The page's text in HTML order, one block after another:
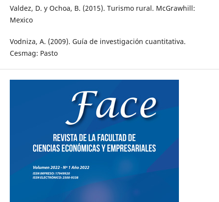
Valdez, D. y Ochoa, B. (2015). Turismo rural. McGrawhill:
Mexico
Vodniza, A. (2009). Guía de investigación cuantitativa.
Cesmag: Pasto